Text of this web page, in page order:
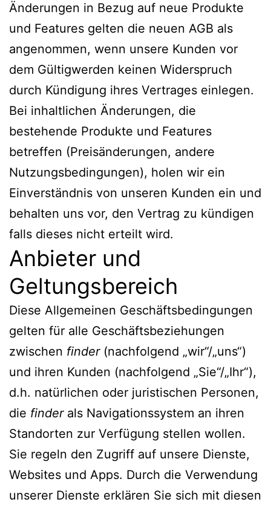
Änderungen in Bezug auf neue Produkte
und Features gelten die neuen AGB als
angenommen, wenn unsere Kunden vor
dem Gültigwerden keinen Widerspruch
durch Kündigung ihres Vertrages einlegen.
Bei inhaltlichen Änderungen, die
bestehende Produkte und Features
betreffen (Preisänderungen, andere
Nutzungsbedingungen), holen wir ein
Einverständnis von unseren Kunden ein und
behalten uns vor, den Vertrag zu kündigen
falls dieses nicht erteilt wird.
Anbieter und
Geltungsbereich
Diese Allgemeinen Geschäftsbedingungen
gelten für alle Geschäftsbeziehungen
zwischen finder(nachfolgend „wir“/„uns“)
und ihren Kunden (nachfolgend „Sie“/„Ihr“),
d.h. natürlichen oder juristischen Personen,
die finderals Navigationssystem an ihren
Standorten zur Verfügung stellen wollen.
Sie regeln den Zugriff auf unsere Dienste,
Websites und Apps. Durch die Verwendung
unserer Dienste erklären Sie sich mit diesen